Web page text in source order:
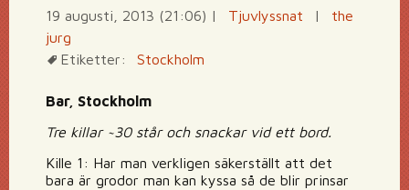
19 augusti, 2013 (21:06) | Tjuvlyssnat |
the
jurg
Etiketter:
Stockholm
Bar, Stockholm
Tre killar ~30 står och snackar vid ett bord.
Kille 1: Har man verkligen säkerställt att det
bara är grodor man kan kyssa så de blir prinsar